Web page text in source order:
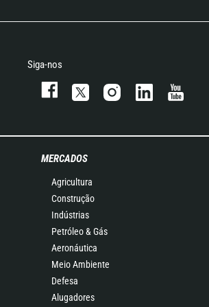
Siga-nos
MERCADOS
Agricultura
Construção
Indústrias
Petróleo & Gás
Aeronáutica
Meio Ambiente
Defesa
Alugadores